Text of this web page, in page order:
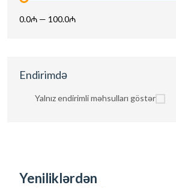
0.0₼ — 100.0₼
Endirimdə
Yalnız endirimli məhsulları göstər
Yeniliklərdən